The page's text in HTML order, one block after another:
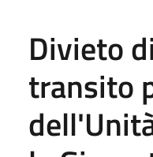
Divieto
transito